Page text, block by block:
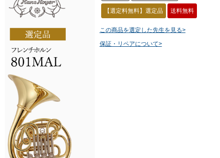
【選定料無料】選定品 送料無料
この商品を選定した先生を見る>
保証・リペアについて>